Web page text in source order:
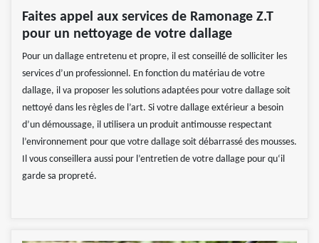
Faites appel aux services de Ramonage Z.T
pour un nettoyage de votre dallage
Pour un dallage entretenu et propre, il est conseillé de solliciter les
services d’un professionnel. En fonction du matériau de votre
dallage, il va proposer les solutions adaptées pour votre dallage soit
nettoyé dans les règles de l’art. Si votre dallage extérieur a besoin
d’un démoussage, il utilisera un produit antimousse respectant
l’environnement pour que votre dallage soit débarrassé des mousses.
Il vous conseillera aussi pour l’entretien de votre dallage pour qu‘il
garde sa propreté.